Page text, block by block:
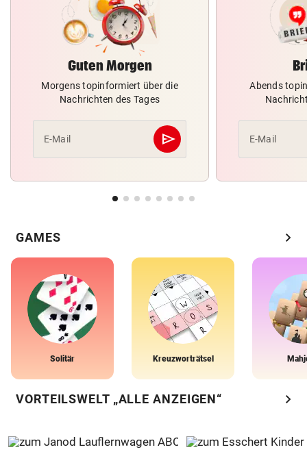
Guten Morgen
Morgens topinformiert über die
Nachrichten des Tages
E-Mail send
Abschicken
Abends
E-Mail
GAMES chevron_right
Solitär Kreuzworträtsel
VORTEILSWELT „ALLE ANZEIGEN“ chevron_right